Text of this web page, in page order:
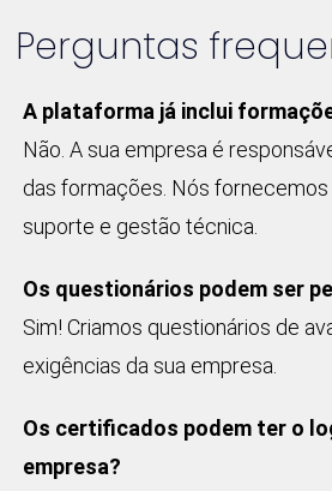
Perguntas
A plataforma já inclui
Não. A sua empresa é
das formações. Nós fornecemos
suporte e gestão técnica.
Os questionários podem ser
Sim! Criamos questionários de
exigências da sua empresa.
Os certificados podem ter o
empresa?